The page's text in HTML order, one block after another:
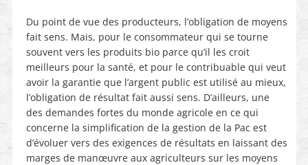
Du point de vue des producteurs, l’obligation de moyens
fait sens. Mais, pour le consommateur qui se tourne
souvent vers les produits bio parce qu’il les croit
meilleurs pour la santé, et pour le contribuable qui veut
avoir la garantie que l’argent public est utilisé au mieux,
l’obligation de résultat fait aussi sens. D’ailleurs, une
des demandes fortes du monde agricole en ce qui
concerne la simplification de la gestion de la Pac est
d’évoluer vers des exigences de résultats en laissant des
marges de manœuvre aux agriculteurs sur les moyens